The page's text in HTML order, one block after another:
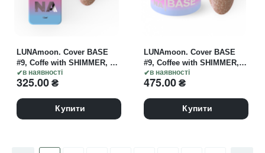
в наявності
LUNAmoon. Cover BASE
#9, Coffe with SHIMMER, 13
ml
325.00₴
Купити
в наявності
LUNAmoon. Cover BASE
#9, Coffee with SHIMMER,
30 ml
475.00₴
Купити